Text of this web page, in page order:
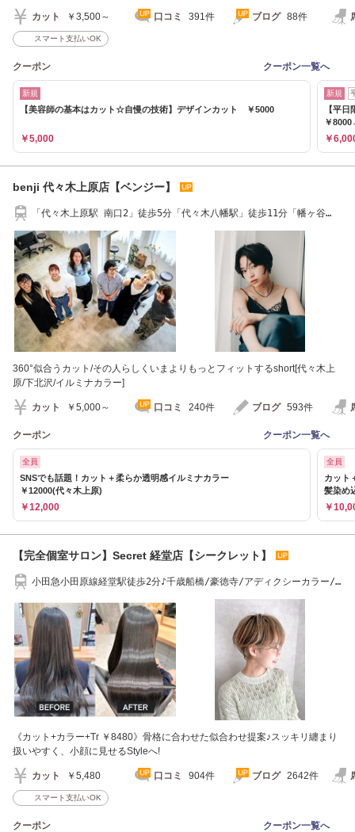
カット ￥3,500～ 口コミ 391件 ブログ 88件
スマート支払いOK
クーポン クーポン一覧へ
新規
【美容師の基本はカット☆自慢の技術】デザインカット ￥5000
￥5,000
新規
【平
￥
￥
benji 代々木上原店【ベンジー】
「代々木上原駅 南口2」徒歩5分「代々木八幡駅」徒歩11分「幡ヶ谷
360°似合うカット/その人らしくいまよりもっとフィットするshort[代々木上
原/下北沢/イルミナカラー]
カット ￥5,000～ 口コミ 240件 ブログ 593件
クーポン クーポン一覧へ
全員
SNSでも話題！カット＋柔らか透明感イルミナカラー
￥12000(代々木上原)
￥12,000
全員
カット
髪染め
￥
【完全個室サロン】Secret 経堂店【シークレット】
小田急小田原線経堂駅徒歩2分♪千歳船橋/豪徳寺/アディクシーカラー/
《カット+カラー+Tr ￥8480》骨格に合わせた似合わせ提案♪スッキリ纏まり
扱いやすく、小顔に見せるStyleへ!
カット ￥5,480 口コミ 904件 ブログ 2642件
スマート支払いOK
クーポン クーポン一覧へ